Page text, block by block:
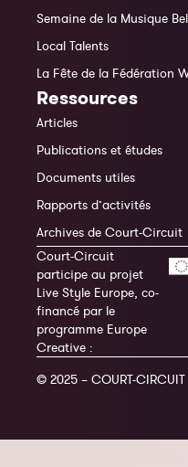
Semaine de la Musique
Local Talents
La Fête de la Fédération
Ressources
Articles
Publications et études
Documents utiles
Rapports d’activités
Archives de Court-Circuit
Court-Circuit
participe au projet
Live Style Europe, co-
financé par le
programme Europe
Creative :
© 2025 – COURT-CIRCUIT